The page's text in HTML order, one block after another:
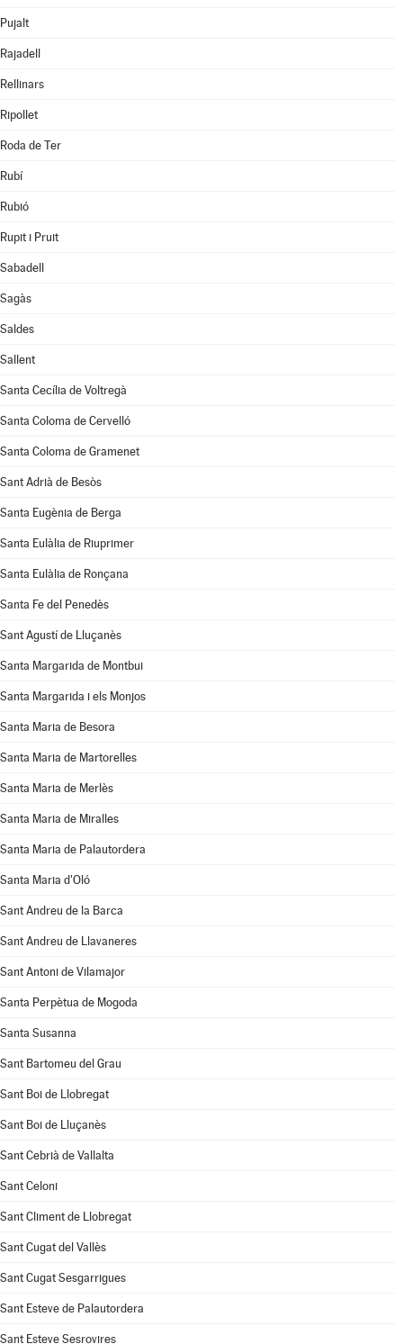
Pujalt
Rajadell
Rellinars
Ripollet
Roda de Ter
Rubí
Rubió
Rupit i Pruit
Sabadell
Sagàs
Saldes
Sallent
Santa Cecília de Voltregà
Santa Coloma de Cervelló
Santa Coloma de Gramenet
Sant Adrià de Besòs
Santa Eugènia de Berga
Santa Eulàlia de Riuprimer
Santa Eulàlia de Ronçana
Santa Fe del Penedès
Sant Agustí de Lluçanès
Santa Margarida de Montbui
Santa Margarida i els Monjos
Santa Maria de Besora
Santa Maria de Martorelles
Santa Maria de Merlès
Santa Maria de Miralles
Santa Maria de Palautordera
Santa Maria d'Oló
Sant Andreu de la Barca
Sant Andreu de Llavaneres
Sant Antoni de Vilamajor
Santa Perpètua de Mogoda
Santa Susanna
Sant Bartomeu del Grau
Sant Boi de Llobregat
Sant Boi de Lluçanès
Sant Cebrià de Vallalta
Sant Celoni
Sant Climent de Llobregat
Sant Cugat del Vallès
Sant Cugat Sesgarrigues
Sant Esteve de Palautordera
Sant Esteve Sesrovires